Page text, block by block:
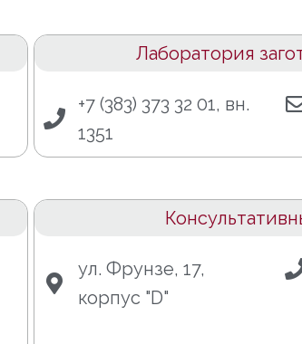
Лаборатория
+7 (383) 373 32 01, вн.
1351
ул. Фрунзе, 17,
корпус "D"